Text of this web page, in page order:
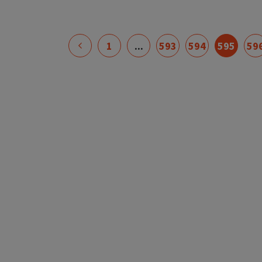
1 ... 593 594 595